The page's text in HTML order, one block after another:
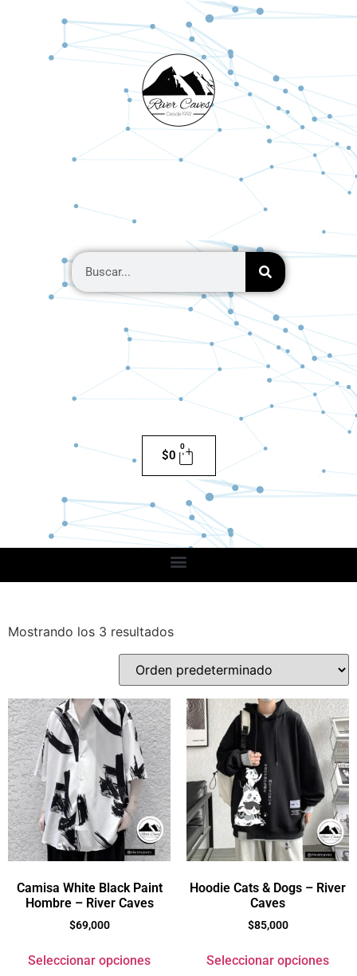
$0
0
Mostrando los 3 resultados
Camisa White Black Paint
Hombre – River Caves
$69,000
Seleccionar opciones
Hoodie Cats & Dogs – River
Caves
$85,000
Seleccionar opciones